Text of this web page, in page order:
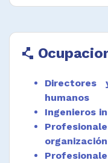
formación,
con el objeto
Desempeñar
polyline
Directores
humanos
Ingenieros
organización